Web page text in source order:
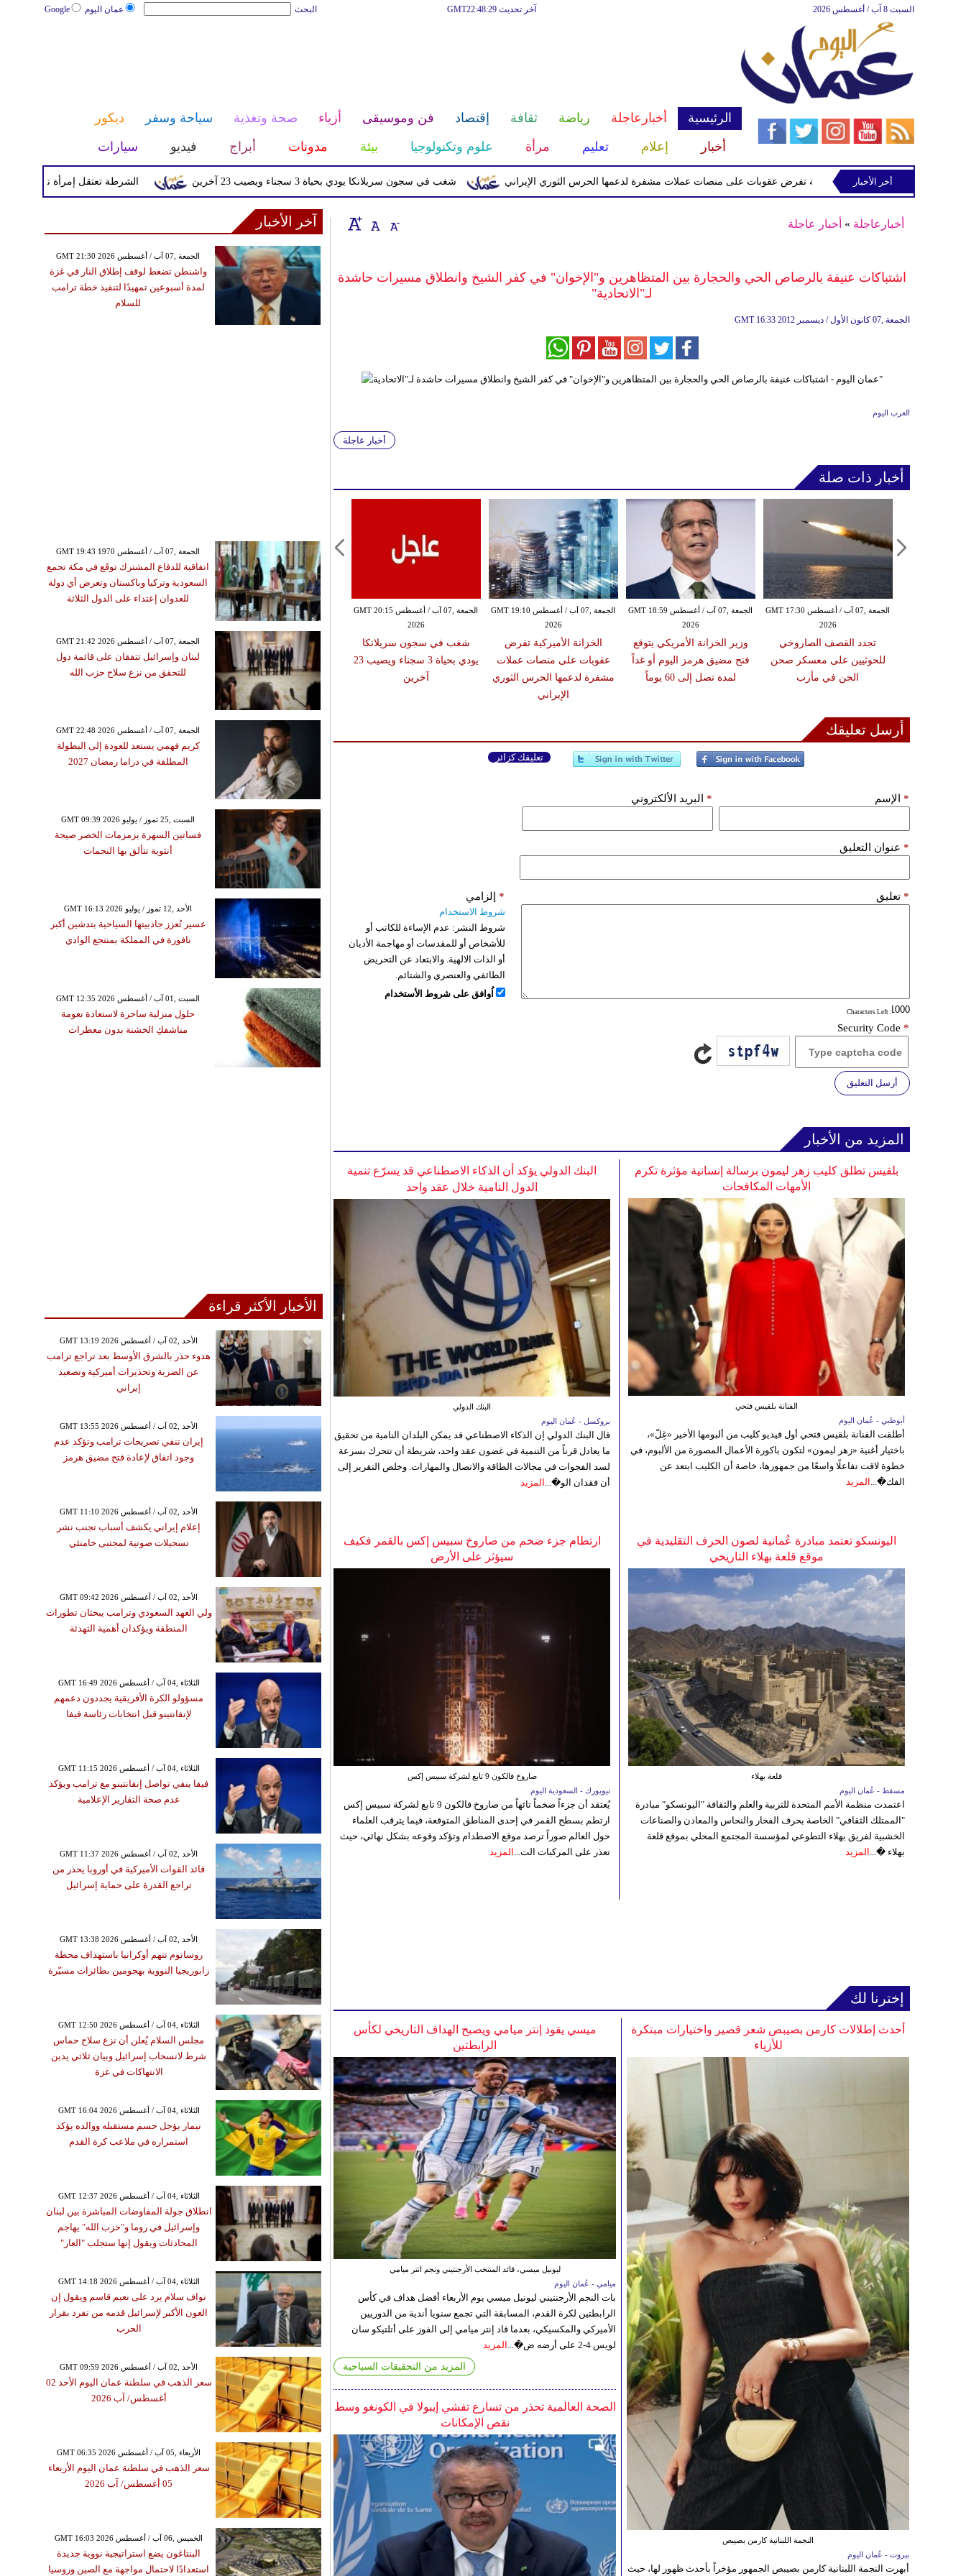
عمان اليوم Google البحث آخر تحديث GMT22:48:29 السبت 8 آب / أغسطس 2026
الرئيسية أخبارعاجلة رياضة ثقافة إقتصاد فن وموسيقى أزياء صحة وتغذية سياحة وسفر
ديكور
أخبار
إعلام تعليم مرأة علوم وتكنولوجيا بيئة مدونات أبراج فيديو سيارات
الشرطة تعتقل إمرأة تم القبض عليها شغب في سجون سريلانكا يودي بحياة 3 سجناء ويصيب 23 آخرين الخزانة الأميركية تفرض عقوبات على منصات عملات مشفرة لدعمها الحرس الثوري الإيراني
أخر الأخبار
أخبارعاجلة » أخبار عاجلة
اشتباكات عنيفة بالرصاص الحي والحجارة بين المتظاهرين و"الإخوان" في كفر الشيخ وانطلاق مسيرات حاشدة
لـ"الاتحادية"
GMT 16:33 2012 الجمعة ,07 كانون الأول / ديسمبر
العرب اليوم
أخبار عاجلة
أخبار ذات صلة
الجمعة ,07 آب / أغسطس GMT 20:15
2026
شغب في سجون سريلانكا
يودي بحياة 3 سجناء ويصيب 23
آخرين
الجمعة ,07 آب / أغسطس GMT 19:10
2026
الخزانة الأميركية تفرض
عقوبات على منصات عملات
مشفرة لدعمها الحرس الثوري
الإيراني
الجمعة ,07 آب / أغسطس GMT 18:59
2026
وزير الخزانة الأمريكي يتوقع
فتح مضيق هرمز اليوم أو غداً
لمدة تصل إلى 60 يوماً
الجمعة ,07 آب / أغسطس GMT 17:30
2026
تجدد القصف الصاروخي
للحوثيين على معسكر صحن
الجن في مأرب
أرسل تعليقك
تعليقك كزائر
الإسم * البريد الألكتروني *
عنوان التعليق *
تعليق *
: Characters Left
إلزامي *
شروط الاستخدام
شروط النشر: عدم الإساءة للكاتب أو
للأشخاص أو للمقدسات أو مهاجمة الأديان
أو الذات الالهية. والابتعاد عن التحريض
الطائفي والعنصري والشتائم.
اُوافق على شروط الأستخدام
Security Code *
أرسل التعليق
المزيد من الأخبار
البنك الدولي يؤكد أن الذكاء الاصطناعي قد يسرّع تنمية
الدول النامية خلال عقد واحد
البنك الدولي
بروكسل - عُمان اليوم
قال البنك الدولي إن الذكاء الاصطناعي قد يمكن البلدان النامية من تحقيق
ما يعادل قرناً من التنمية في غضون عقد واحد، شريطة أن تتحرك بسرعة
لسد الفجوات في مجالات الطاقة والاتصال والمهارات. وخلص التقرير إلى
أن فقدان الو�... المزيد
بلقيس تطلق كليب زهر ليمون برسالة إنسانية مؤثرة تكرم
الأمهات المكافحات
الفنانة بلقيس فتحي
أبوظبي - عُمان اليوم
أطلقت الفنانة بلقيس فتحي أول فيديو كليب من ألبومها الأخير «غِلّ»،
باختيار أغنية «زهر ليمون» لتكون باكورة الأعمال المصورة من الألبوم، في
خطوة لاقت تفاعلًا واسعًا من جمهورها، خاصة أن الكليب ابتعد عن
الفك�... المزيد
ارتطام جزء ضخم من صاروخ سبيس إكس بالقمر فكيف
سيؤثر على الأرض
صاروخ فالكون 9 تابع لشركة سبيس إكس
نيويورك - السعودية اليوم
يُعتقد أن جزءاً ضخماً تائهاً من صاروخ فالكون 9 تابع لشركة سبيس إكس
ارتطم بسطح القمر في إحدى المناطق المتوقعة، فيما يترقب العلماء
حول العالم صوراً ترصد موقع الاصطدام وتؤكد وقوعه بشكل نهائي، حيث
تعذر على المركبات الت... المزيد
اليونسكو تعتمد مبادرة عُمانية لصون الحرف التقليدية في
موقع قلعة بهلاء التاريخي
قلعة بهلاء
مسقط - عُمان اليوم
اعتمدت منظمة الأمم المتحدة للتربية والعلم والثقافة "اليونسكو" مبادرة
"الممتلك الثقافي" الخاصة بحرف الفخار والنحاس والمعادن والصناعات
الخشبية لفريق بهلاء التطوعي لمؤسسة المجتمع المحلي بموقع قلعة
بهلاء �... المزيد
إخترنا لك
ميسي يقود إنتر ميامي ويصبح الهداف التاريخي لكأس
الرابطتين
ليونيل ميسي، قائد المنتخب الأرجنتيني ونجم انتر ميامي
ميامي - عُمان اليوم
بات النجم الأرجنتيني ليونيل ميسي يوم الأربعاء أفضل هداف في كأس
الرابطتين لكرة القدم، المسابقة التي تجمع سنويا أندية من الدوريين
الأميركي والمكسيكي، بعدما قاد إنتر ميامي إلى الفوز على أتلتيكو سان
لويس 4-2 على أرضه ض�...
المزيد
المزيد من التحقيقات السياحية
الصحة العالمية تحذر من تسارع تفشي إيبولا في الكونغو وسط
نقص الإمكانات
أحدث إطلالات كارمن بصيبص شعر قصير واختيارات مبتكرة
للأزياء
النجمة اللبنانية كارمن بصيبص
بيروت - عُمان اليوم
أبهرت النجمة اللبنانية كارمن بصيبص الجمهور مؤخراً بأحدث ظهور لها، حيث
آخر الأخبار
GMT 21:30 2026 الجمعة ,07 آب / أغسطس
واشنطن تضغط لوقف إطلاق النار في غزة
لمدة أسبوعين تمهيدًا لتنفيذ خطة ترامب
للسلام
GMT 19:43 1970 الجمعة ,07 آب / أغسطس
اتفاقية للدفاع المشترك توقَع في مكة تجمع
السعودية وتركيا وباكستان وتعرض أي دولة
للعدوان إعتداء على الدول الثلاثة
GMT 21:42 2026 الجمعة ,07 آب / أغسطس
لبنان وإسرائيل تتفقان على قائمة دول
للتحقق من نزع سلاح حزب الله
GMT 22:48 2026 الجمعة ,07 آب / أغسطس
كريم فهمي يستعد للعودة إلى البطولة
المطلقة في دراما رمضان 2027
GMT 09:39 2026 السبت ,25 تموز / يوليو
فساتين السهرة بزمزمات الخصر صيحة
أنثوية تتألق بها النجمات
GMT 16:13 2026 الأحد ,12 تموز / يوليو
عسير تُعزز جاذبيتها السياحية بتدشين أكبر
نافورة في المملكة بمنتجع الوادي
GMT 12:35 2026 السبت ,01 آب / أغسطس
حلول منزلية ساحرة لاستعادة نعومة
مناشفكِ الخشنة بدون معطرات
الأخبار الأكثر قراءة
GMT 13:19 2026 الأحد ,02 آب / أغسطس
هدوء حذر بالشرق الأوسط بعد تراجع ترامب
عن الضربة وتحذيرات أميركية وتصعيد
إيراني
GMT 13:55 2026 الأحد ,02 آب / أغسطس
إيران تنفي تصريحات ترامب وتؤكد عدم
وجود اتفاق لإعادة فتح مضيق هرمز
GMT 11:10 2026 الأحد ,02 آب / أغسطس
إعلام إيراني يكشف أسباب تجنب نشر
تسجيلات صوتية لمجتبى خامنئي
GMT 09:42 2026 الأحد ,02 آب / أغسطس
ولي العهد السعودي وترامب يبحثان تطورات
المنطقة ويؤكدان أهمية التهدئة
GMT 16:49 2026 الثلاثاء ,04 آب / أغسطس
مسؤولو الكرة الأفريقية يجددون دعمهم
لإنفانتينو قبل انتخابات رئاسة فيفا
GMT 11:15 2026 الثلاثاء ,04 آب / أغسطس
فيفا ينفي تواصل إنفانتينو مع ترامب ويؤكد
عدم صحة التقارير الإعلامية
GMT 11:37 2026 الأحد ,02 آب / أغسطس
قائد القوات الأميركية في أوروبا يحذر من
تراجع القدرة على حماية إسرائيل
GMT 13:38 2026 الأحد ,02 آب / أغسطس
روساتوم تتهم أوكرانيا باستهداف محطة
زابوريجيا النووية بهجومين بطائرات مسيّرة
GMT 12:50 2026 الثلاثاء ,04 آب / أغسطس
مجلس السلام يُعلن أن نزع سلاح حماس
شرط لانسحاب إسرائيل وبيان ثلاثي يدين
الانتهاكات في غزة
GMT 16:04 2026 الثلاثاء ,04 آب / أغسطس
نيمار يؤجل حسم مستقبله ووالده يؤكد
استمراره في ملاعب كرة القدم
GMT 12:37 2026 الثلاثاء ,04 آب / أغسطس
انطلاق جولة المفاوضات المباشرة بين لبنان
وإسرائيل في روما و"حزب الله" يهاجم
المحادثات ويقول إنها ستجلب "العار"
GMT 14:18 2026 الثلاثاء ,04 آب / أغسطس
نواف سلام يرد على نعيم قاسم ويقول إن
العون الأكبر لإسرائيل قدمه من تفرد بقرار
الحرب
GMT 09:59 2026 الأحد ,02 آب / أغسطس
سعر الذهب في سلطنة عمان اليوم الأحد 02
أغسطس/ آب 2026
GMT 06:35 2026 الأربعاء ,05 آب / أغسطس
سعر الذهب في سلطنة عمان اليوم الأربعاء
05 أغسطس/ آب 2026
GMT 16:03 2026 الخميس ,06 آب / أغسطس
البنتاغون يضع استراتيجية نووية جديدة
استعدادًا لاحتمال مواجهة مع الصين وروسيا